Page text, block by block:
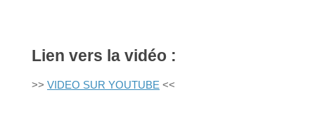
Lien vers la vidéo :
>> VIDEO SUR YOUTUBE <<